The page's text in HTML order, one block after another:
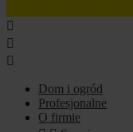



Dom i ogród
Profesjonalne
O firmie